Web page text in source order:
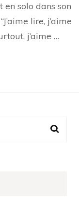
se
solo dans son
lire, j’aime
j’aime …